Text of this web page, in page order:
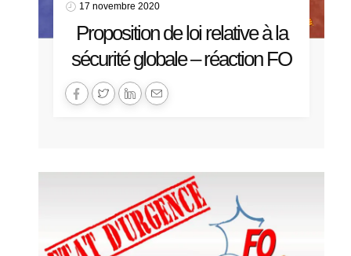
17 novembre 2020
Proposition de loi relative à la
sécurité globale – réaction FO